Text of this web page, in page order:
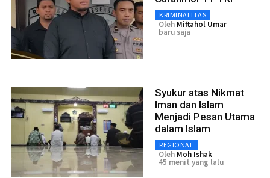
KRIMINALITAS
Oleh Miftahol Umar
baru saja
Syukur atas Nikmat
Iman dan Islam
Menjadi Pesan Utama
dalam Islam
REGIONAL
Oleh Moh Ishak
45 menit yang lalu